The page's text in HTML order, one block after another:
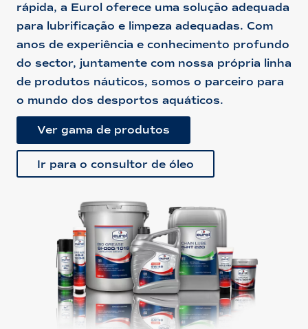
rápida, a Eurol oferece uma solução adequada
para lubrificação e limpeza adequadas. Com
anos de experiência e conhecimento profundo
do sector, juntamente com nossa própria linha
de produtos náuticos, somos o parceiro para
o mundo dos desportos aquáticos.
Ver gama de produtos
Ir para o consultor de óleo